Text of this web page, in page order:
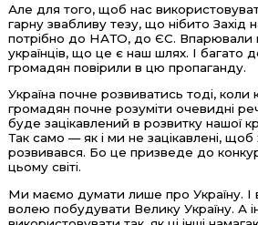
Але для того, щоб нас
гарну звабливу тезу, що нібито Захід
потрібно до НАТО, до ЄС. Впарювали
українців, що це є наш шлях. І багато
громадян повірили в цю пропаганду.
Україна почне розвиватись тоді, коли
громадян почне розуміти очевидні
буде зацікавлений в розвитку нашої
Так само — як і ми не зацікавлені, щоб
розвивався. Бо це призведе до
цьому світі.
Ми маємо думати лише про Україну. І
волею побудувати Велику Україну. А